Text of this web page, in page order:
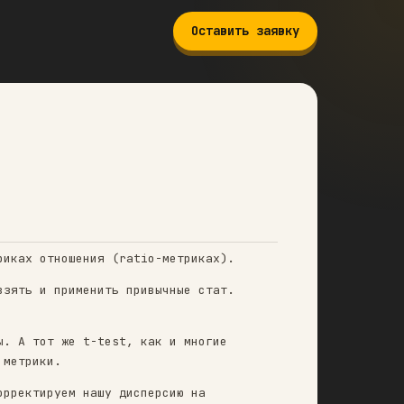
Оставить заявку
непрерывных и метриках отношения (ratio-
нельзя просто взять и применить